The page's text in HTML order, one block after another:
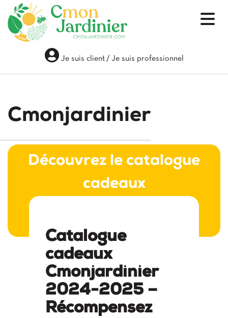
Je suis client/ Je suis professionnel
Cmonjardinier
Découvrez le catalogue
cadeaux
Catalogue
cadeaux
Cmonjardinier
2024-2025 –
Récompensez